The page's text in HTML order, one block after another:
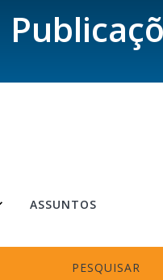
ASSUNTOS
PESQUISAR